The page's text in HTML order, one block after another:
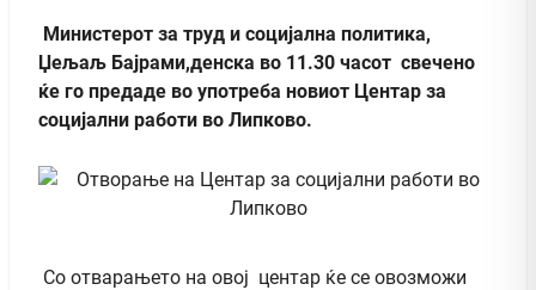
Mинистерот за труд и социјална политика,
Џељаљ Бајрами,денска во 11.30 часот свечено
ќе го предаде во употреба новиот Центар за
социјални работи во Липково.
Со отварањето на овој центар ќе се овозможи